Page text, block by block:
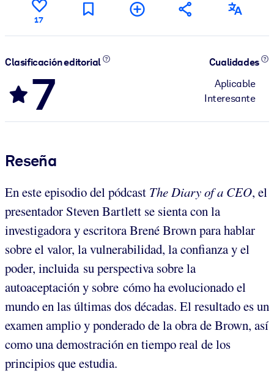
17
Clasificación editorial
7
Cualidades
Aplicable
Interesante
Reseña
En este episodio del pódcast The Diary of a CEO, el
presentador Steven Bartlett se sienta con la
investigadora y escritora Brené Brown para hablar
sobre el valor, la vulnerabilidad, la confianza y el
poder, incluida su perspectiva sobre la
autoaceptación y sobre cómo ha evolucionado el
mundo en las últimas dos décadas. El resultado es un
examen amplio y ponderado de la obra de Brown, así
como una demostración en tiempo real de los
principios que estudia.